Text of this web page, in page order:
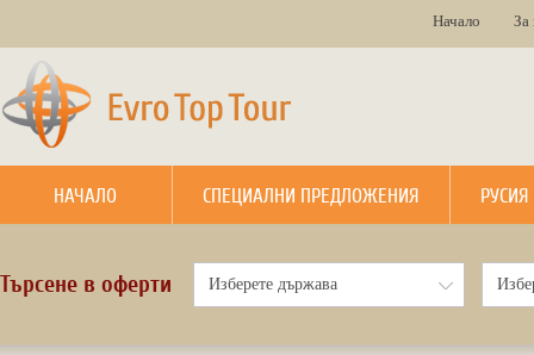
Начало За
НАЧАЛО СПЕЦИАЛНИ ПРЕДЛОЖЕНИЯ РУСИЯ
Търсене в оферти